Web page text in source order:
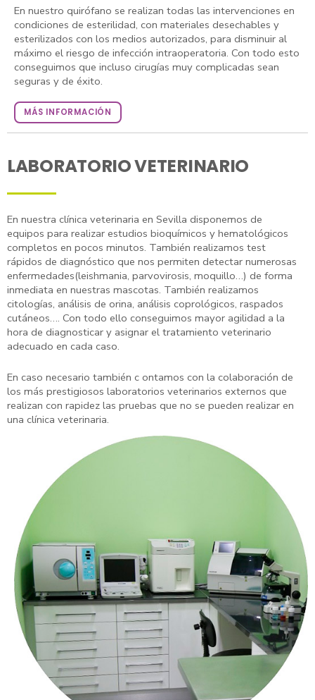
En nuestro quirófano se realizan todas las intervenciones en
condiciones de esterilidad, con materiales desechables y
esterilizados con los medios autorizados, para disminuir al
máximo el riesgo de infección intraoperatoria. Con todo esto
conseguimos que incluso cirugías muy complicadas sean
seguras y de éxito.
MÁS INFORMACIÓN
LABORATORIO VETERINARIO
En nuestra clínica veterinaria en Sevilla disponemos de
equipos para realizar estudios bioquímicos y hematológicos
completos en pocos minutos. También realizamos test
rápidos de diagnóstico que nos permiten detectar numerosas
enfermedades(leishmania, parvovirosis, moquillo…) de forma
inmediata en nuestras mascotas. También realizamos
citologías, análisis de orina, análisis coprológicos, raspados
cutáneos…. Con todo ello conseguimos mayor agilidad a la
hora de diagnosticar y asignar el tratamiento veterinario
adecuado en cada caso.
En caso necesario también c ontamos con la colaboración de
los más prestigiosos laboratorios veterinarios externos que
realizan con rapidez las pruebas que no se pueden realizar en
una clínica veterinaria.